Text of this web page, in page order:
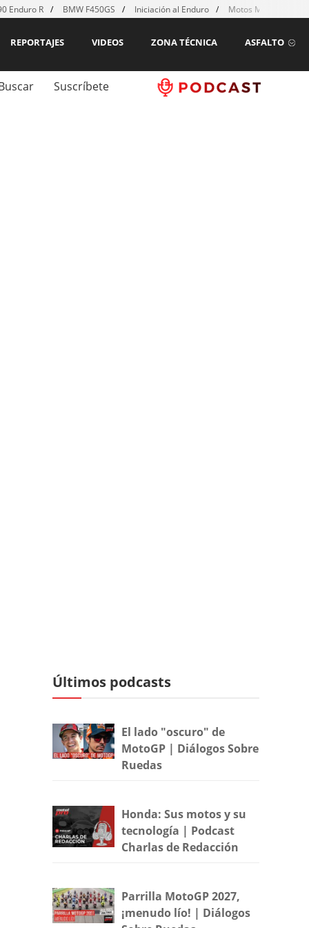
Enduro R BMW F450GS Iniciación al Enduro Motos MX para
ASFALTO
ZONA TÉCNICA
VIDEOS
REPORTAJES
Suscríbete
Últimos podcasts
El lado "oscuro" de
MotoGP | Diálogos Sobre
Ruedas
Honda: Sus motos y su
tecnología | Podcast
Charlas de Redacción
Parrilla MotoGP 2027,
¡menudo lío! | Diálogos